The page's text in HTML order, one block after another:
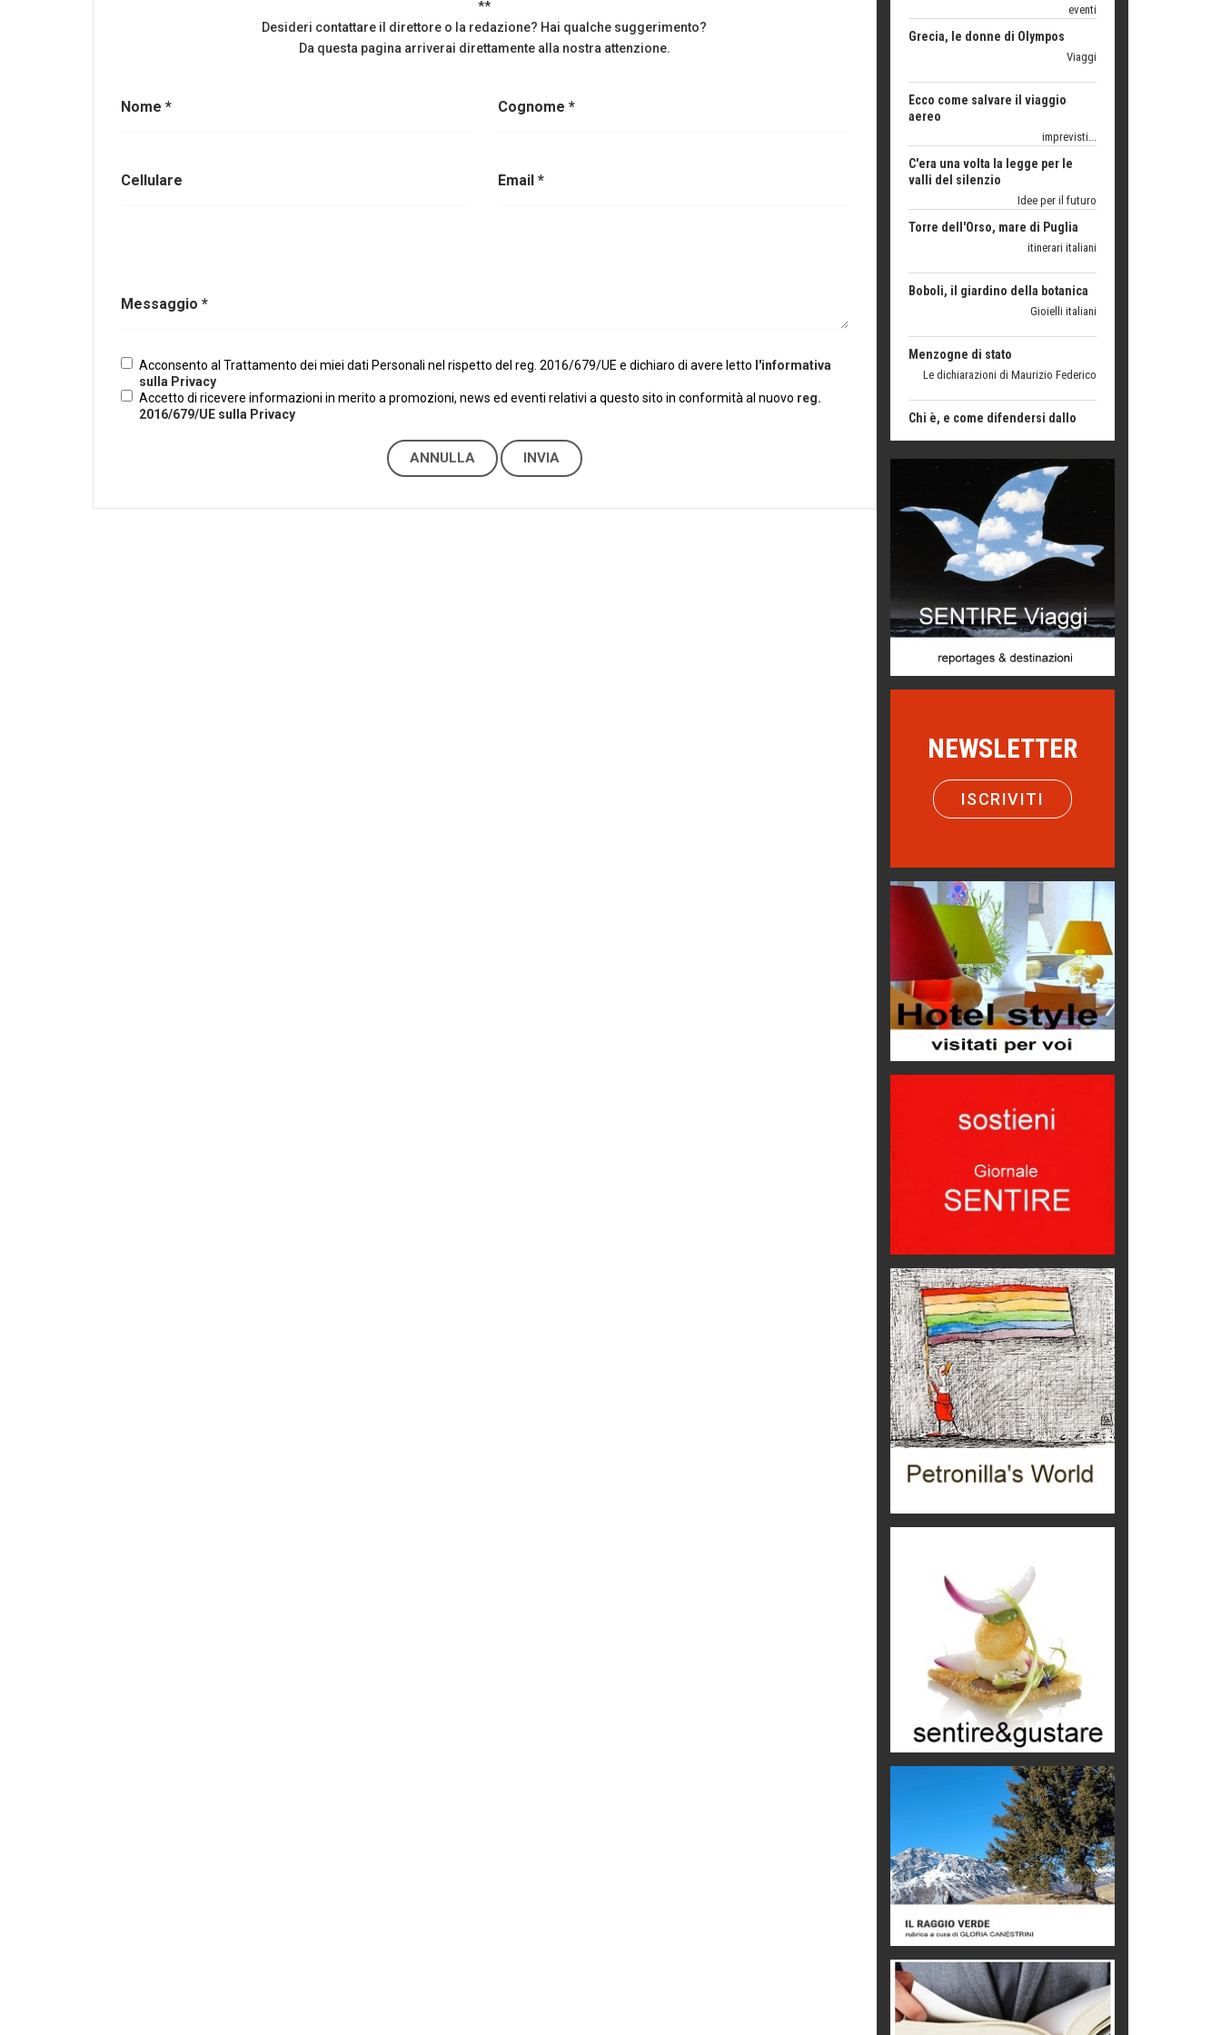
**
Desideri contattare il direttore o la redazione? Hai qualche suggerimento?
Da questa pagina arriverai direttamente alla nostra attenzione.
Nome * Cognome *
Cellulare Email *
Messaggio *
Acconsento al Trattamento dei miei dati Personali nel rispetto del reg. 2016/679/UE e dichiaro di avere letto l'informativa
sulla Privacy
Accetto di ricevere informazioni in merito a promozioni, news ed eventi relativi a questo sito in conformità al nuovo reg.
2016/679/UE sulla Privacy
Viaggi
aereo
imprevisti...
valli del silenzio
Idee per il futuro
Torre dell'Orso, mare di Puglia
itinerari italiani
Boboli, il giardino della botanica
Gioielli italiani
Le dichiarazioni di Maurizio Federico
Chi è, e come difendersi dallo
scammer
di Mirta B. Bono
Storie...di storia
Macchine di guerra
Editoriale
Turismo in Miniera
Puglia - Tra storia e recupero
Castione, sotto il segno del
castagno
Eventi
Proteggersi, sempre
Le nostre recensioni
Bolzano: L'Eisenhut Boutique
Hotel
Oasi di piacere
Teodorico, sovrano illuminato
1500 anni dalla morte
Seconde case cambiano le scelte
degli italiani
Ecco come salvare il viaggio
C'era una volta la legge per le
valli del silenzio
Idee per il futuro
Torre dell'Orso, mare di Puglia
itinerari italiani
Boboli, il giardino della botanica
Gioielli italiani
Menzogne di stato
Le dichiarazioni di Maurizio Federico
Chi è, e come difendersi dallo
di Mirta B. Bono
Mio nonno, salvato dai russi
Storie...di storia
Macchine di guerra
Editoriale
Turismo in Miniera
Puglia - Tra storia e recupero
Castione, sotto il segno del
Eventi
Picasso. Il linguaggio delle idee
Vite d'arte
NEWSLETTER
ISCRIVITI